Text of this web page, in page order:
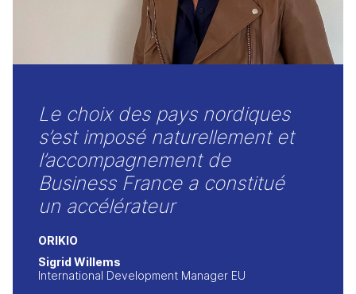
Le choix des pays nordiques
s’est imposé naturellement et
l’accompagnement de
Business France a constitué
un accélérateur
ORIKIO
Sigrid Willems
International Development Manager EU